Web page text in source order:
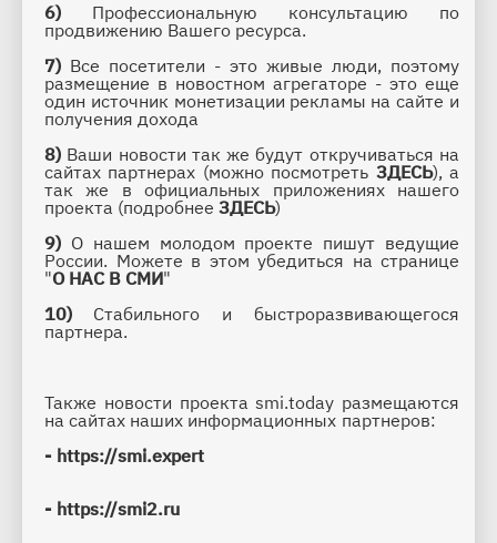
6) Профессиональную консультацию по
продвижению Вашего ресурса.
7) Все посетители - это живые люди, поэтому
размещение в новостном агрегаторе - это еще
один источник монетизации рекламы на сайте и
получения дохода
8) Ваши новости так же будут откручиваться на
сайтах партнерах (можно посмотреть ЗДЕСЬ), а
так же в официальных приложениях нашего
проекта (подробнее ЗДЕСЬ)
9) О нашем молодом проекте пишут ведущие
России. Можете в этом убедиться на странице
"О НАС В СМИ"
10) Стабильного и быстроразвивающегося
партнера.
Также новости проекта smi.today размещаются
на сайтах наших информационных партнеров:
- https://smi.expert
- https://smi2.ru